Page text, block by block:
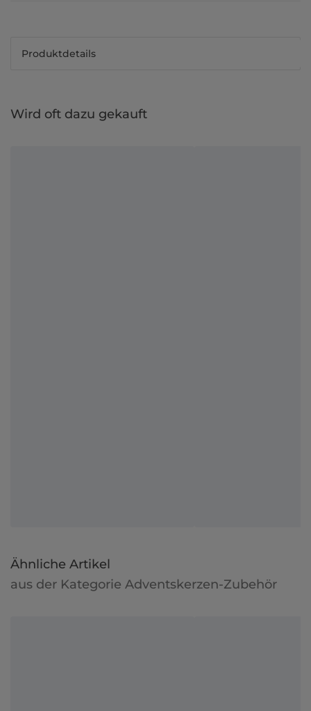
Produktdetails
Wird oft dazu gekauft
Ähnliche Artikel
aus der Kategorie Adventskerzen-Zubehör